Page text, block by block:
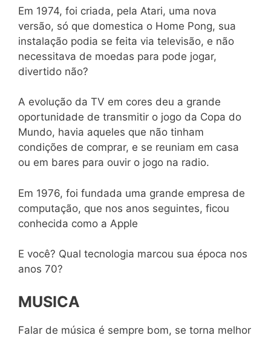
Em 1974, foi criada, pela Atari, uma nova
versão, só que domestica o Home Pong, sua
instalação podia se feita via televisão, e não
necessitava de moedas para pode jogar,
divertido não?
A evolução da TV em cores deu a grande
oportunidade de transmitir o jogo da Copa do
Mundo, havia aqueles que não tinham
condições de comprar, e se reuniam em casa
ou em bares para ouvir o jogo na radio.
Em 1976, foi fundada uma grande empresa de
computação, que nos anos seguintes, ficou
conhecida como a Apple
E você? Qual tecnologia marcou sua época nos
anos 70?
MUSICA
Falar de música é sempre bom, se torna melhor